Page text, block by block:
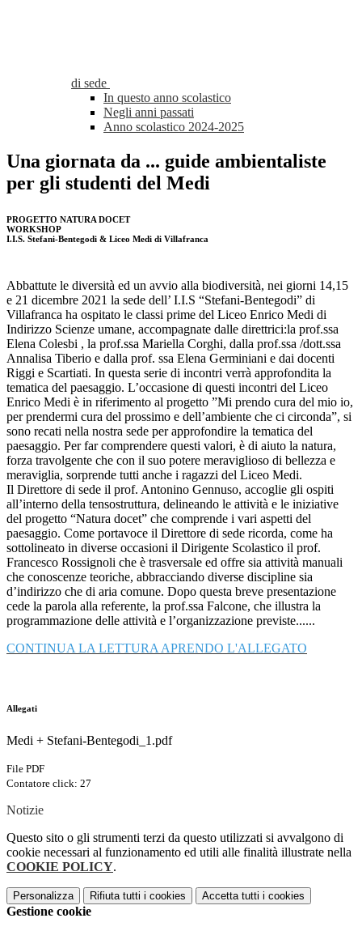
di sede
In questo anno scolastico
Negli anni passati
Anno scolastico 2024-2025
Una giornata da ... guide ambientaliste
per gli studenti del Medi
PROGETTO NATURA DOCET
WORKSHOP
I.I.S. Stefani-Bentegodi & Liceo Medi di Villafranca
Abbattute le diversità ed un avvio alla biodiversità, nei giorni 14,15
e 21 dicembre 2021 la sede dell’ I.I.S “Stefani-Bentegodi” di
Villafranca ha ospitato le classi prime del Liceo Enrico Medi di
Indirizzo Scienze umane, accompagnate dalle direttrici:la prof.ssa
Elena Colesbi , la prof.ssa Mariella Corghi, dalla prof.ssa /dott.ssa
Annalisa Tiberio e dalla prof. ssa Elena Germiniani e dai docenti
Riggi e Scartiati. In questa serie di incontri verrà approfondita la
tematica del paesaggio. L’occasione di questi incontri del Liceo
Enrico Medi è in riferimento al progetto ”Mi prendo cura del mio io,
per prendermi cura del prossimo e dell’ambiente che ci circonda”, si
sono recati nella nostra sede per approfondire la tematica del
paesaggio. Per far comprendere questi valori, è di aiuto la natura,
forza travolgente che con il suo potere meraviglioso di bellezza e
meraviglia, sorprende tutti anche i ragazzi del Liceo Medi.
Il Direttore di sede il prof. Antonino Gennuso, accoglie gli ospiti
all’interno della tensostruttura, delineando le attività e le iniziative
del progetto “Natura docet” che comprende i vari aspetti del
paesaggio. Come portavoce il Direttore di sede ricorda, come ha
sottolineato in diverse occasioni il Dirigente Scolastico il prof.
Francesco Rossignoli che è trasversale ed offre sia attività manuali
che conoscenze teoriche, abbracciando diverse discipline sia
d’indirizzo che di aria comune. Dopo questa breve presentazione
cede la parola alla referente, la prof.ssa Falcone, che illustra la
programmazione delle attività e l’organizzazione previste......
CONTINUA LA LETTURA APRENDO L'ALLEGATO
Allegati
Medi + Stefani-Bentegodi_1.pdf
File PDF
Contatore click: 27
Notizie
Questo sito o gli strumenti terzi da questo utilizzati si avvalgono di
cookie necessari al funzionamento ed utili alle finalità illustrate nella
COOKIE POLICY.
Personalizza Rifiuta tutti i cookies Accetta tutti i cookies
Gestione cookie